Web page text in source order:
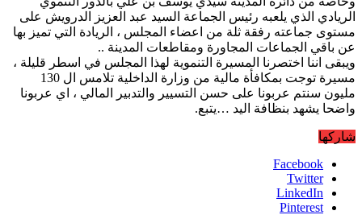
الريادي الذي يلعبه رئيس الجماعة السيد عبد العزيز الدرويش على
مستوى جماعته رفقة ثلة من اعضاء المجلس ، الريادة التي تميز بها
عن باقي الجماعات المجاورة ومقاطعات المدينة ..
ويبقى اننا اختصرنا المسيرة التنموية لهذا المجلس في اسطر قليلة ،
مسيرة توجت بمكافأة مالية من وزارة الداخلية تلامس ال 130
مليون سنتم عربونا على حسن التسيير والتدبير المالي ، اي عربونا
واضحا يشهد بنظافة اليد …يتبع.
شاركها
Facebook
Twitter
LinkedIn
Pinterest